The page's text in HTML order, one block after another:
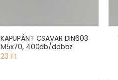
KAPUPÁNT CSAVAR DIN603
M5x70, 400db/doboz
23 Ft